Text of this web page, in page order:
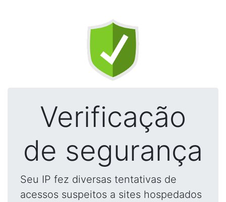
Verificação
de segurança
Seu IP fez diversas tentativas de
acessos suspeitos a sites hospedados